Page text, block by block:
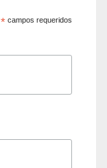
* campos requeridos